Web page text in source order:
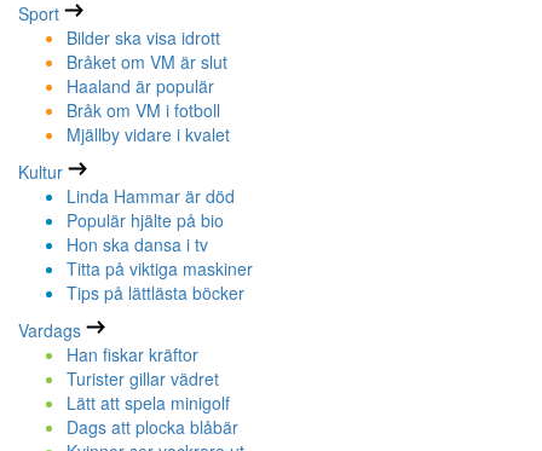
Sport
Bilder ska visa idrott
Bråket om VM är slut
Haaland är populär
Bråk om VM i fotboll
Mjällby vidare i kvalet
Kultur
Linda Hammar är död
Populär hjälte på bio
Hon ska dansa i tv
Titta på viktiga maskiner
Tips på lättlästa böcker
Vardags
Han fiskar kräftor
Turister gillar vädret
Lätt att spela minigolf
Dags att plocka blåbär